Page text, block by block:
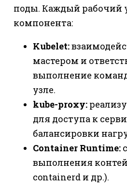
поды. Каждый рабочий
компонента:
Kubelet:
мастером и
выполнение
узле.
kube-proxy:
для доступа к
балансировки
Container Runtime:
выполнения
containerd и др.).